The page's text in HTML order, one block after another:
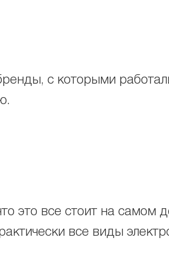
с которыми
это все стоит на самом
все виды